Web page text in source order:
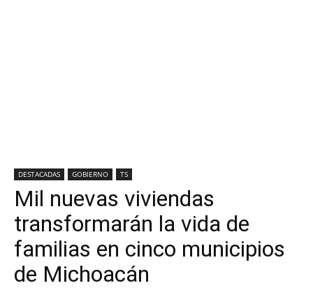
DESTACADAS GOBIERNO TS
Mil nuevas viviendas
transformarán la vida de
familias en cinco municipios
de Michoacán